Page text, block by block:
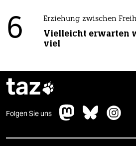
6 Erziehung zwischen
Vielleicht erwarten
viel
taz
Folgen Sie uns